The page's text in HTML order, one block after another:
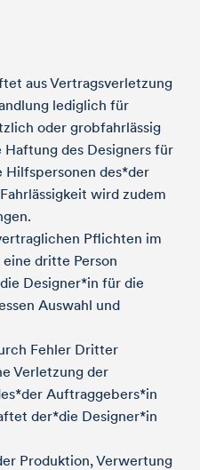
aus Vertragsverletzung
lediglich für
oder grobfahrlässig
Haftung des Designers für
Hilfspersonen des*der
wird zudem
Pflichten im
dritte Person
Designer*in für die
Auswahl und
Fehler Dritter
Verletzung der
Auftraggebers*in
der*die Designer*in
Produktion, Verwertung